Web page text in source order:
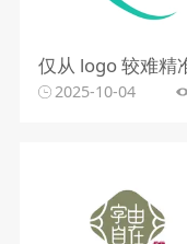
2025-10-04